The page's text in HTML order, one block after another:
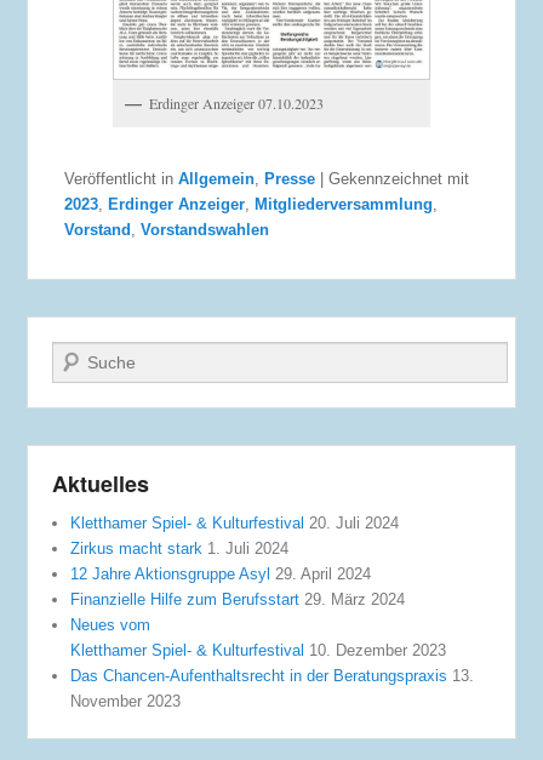
Erdinger Anzeiger 07.10.2023
Veröffentlicht in Allgemein Presse |Gekennzeichnet mit
2023
Erdinger Anzeiger Mitgliederversammlung
Vorstand
,Vorstandswahlen
Suche
Aktuelles
Kletthamer Spiel- & Kulturfestival 20. Juli 2024
Zirkus macht stark 1. Juli 2024
12 Jahre Aktionsgruppe Asyl 29. April 2024
Finanzielle Hilfe zum Berufsstart 29. März 2024
Neues vom
Kletthamer Spiel- & Kulturfestival 10. Dezember 2023
Das Chancen-Aufenthaltsrecht in der Beratungspraxis 13.
November 2023